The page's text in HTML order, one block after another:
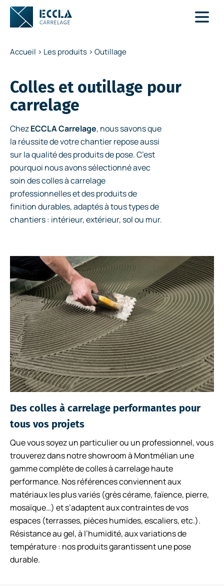
Accueil > Les produits > Outillage
Colles et outillage pour
carrelage
ChezECCLA Carrelage, nous savons que
la réussite de votre chantier repose aussi
sur la qualité des produits de pose. C’est
pourquoi nous avons sélectionné avec
soin des colles à carrelage
professionnelles et des produits de
finition durables, adaptés à tous types de
chantiers : intérieur, extérieur, sol ou mur.
Des colles à carrelage performantes pour
tous vos projets
Que vous soyez un particulier ou un professionnel, vous
trouverez dans notre showroom à Montmélian une
gamme complète de colles à carrelage haute
performance. Nos références conviennent aux
matériaux les plus variés (grès cérame, faïence, pierre,
mosaïque…) et s’adaptent aux contraintes de vos
espaces (terrasses, pièces humides, escaliers, etc.).
Résistance au gel, à l’humidité, aux variations de
température : nos produits garantissent une pose
durable.